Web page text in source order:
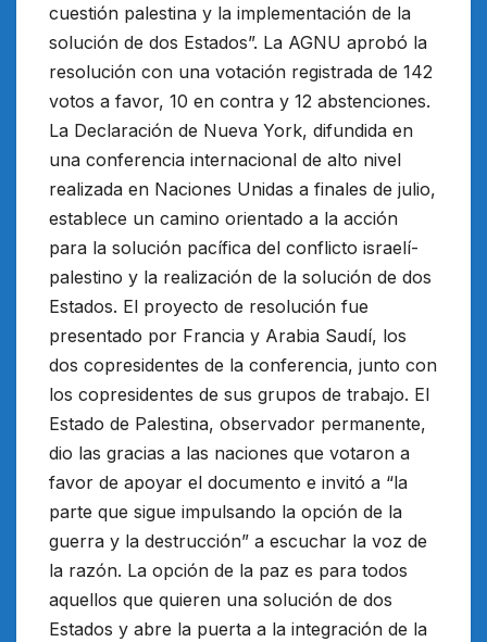
cuestión palestina y la implementación de la
solución de dos Estados”. La AGNU aprobó la
resolución con una votación registrada de 142
votos a favor, 10 en contra y 12 abstenciones.
La Declaración de Nueva York, difundida en
una conferencia internacional de alto nivel
realizada en Naciones Unidas a finales de julio,
establece un camino orientado a la acción
para la solución pacífica del conflicto israelí-
palestino y la realización de la solución de dos
Estados. El proyecto de resolución fue
presentado por Francia y Arabia Saudí, los
dos copresidentes de la conferencia, junto con
los copresidentes de sus grupos de trabajo. El
Estado de Palestina, observador permanente,
dio las gracias a las naciones que votaron a
favor de apoyar el documento e invitó a “la
parte que sigue impulsando la opción de la
guerra y la destrucción” a escuchar la voz de
la razón. La opción de la paz es para todos
aquellos que quieren una solución de dos
Estados y abre la puerta a la integración de la